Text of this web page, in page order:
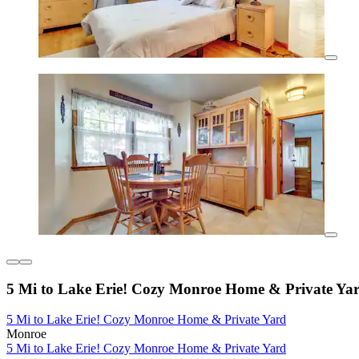
5 Mi to Lake Erie! Cozy Monroe Home & Private
5 Mi to Lake Erie! Cozy Monroe Home & Private Yard
Monroe
5 Mi to Lake Erie! Cozy Monroe Home & Private Yard